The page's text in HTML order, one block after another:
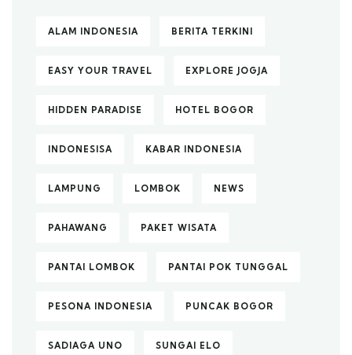
ALAM INDONESIA BERITA TERKINI
EASY YOUR TRAVEL EXPLORE JOGJA
HIDDEN PARADISE HOTEL BOGOR
INDONESISA KABAR INDONESIA
LAMPUNG LOMBOK NEWS
PAHAWANG PAKET WISATA
PANTAI LOMBOK PANTAI POK TUNGGAL
PESONA INDONESIA PUNCAK BOGOR
SADIAGA UNO SUNGAI ELO